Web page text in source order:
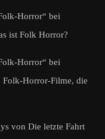
Horror“ bei
ist Folk Horror?
Horror“ bei
Folk-Horror-Filme, die
von Die letzte Fahrt